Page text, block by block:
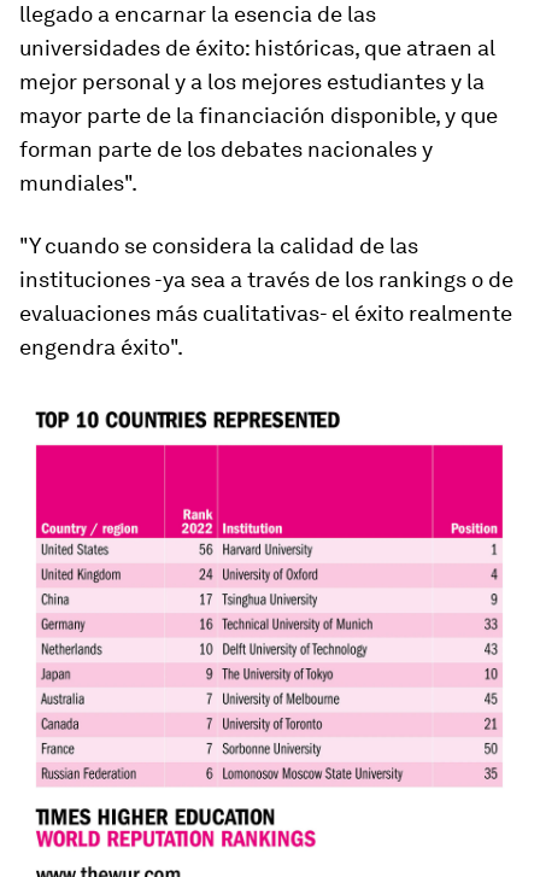
llegado a encarnar la esencia de las
universidades de éxito: históricas, que atraen al
mejor personal y a los mejores estudiantes y la
mayor parte de la financiación disponible, y que
forman parte de los debates nacionales y
mundiales".
"Y cuando se considera la calidad de las
instituciones -ya sea a través de los rankings o de
evaluaciones más cualitativas- el éxito realmente
engendra éxito".